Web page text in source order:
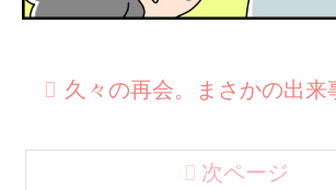
久々の再会。まさかの出
次ページ